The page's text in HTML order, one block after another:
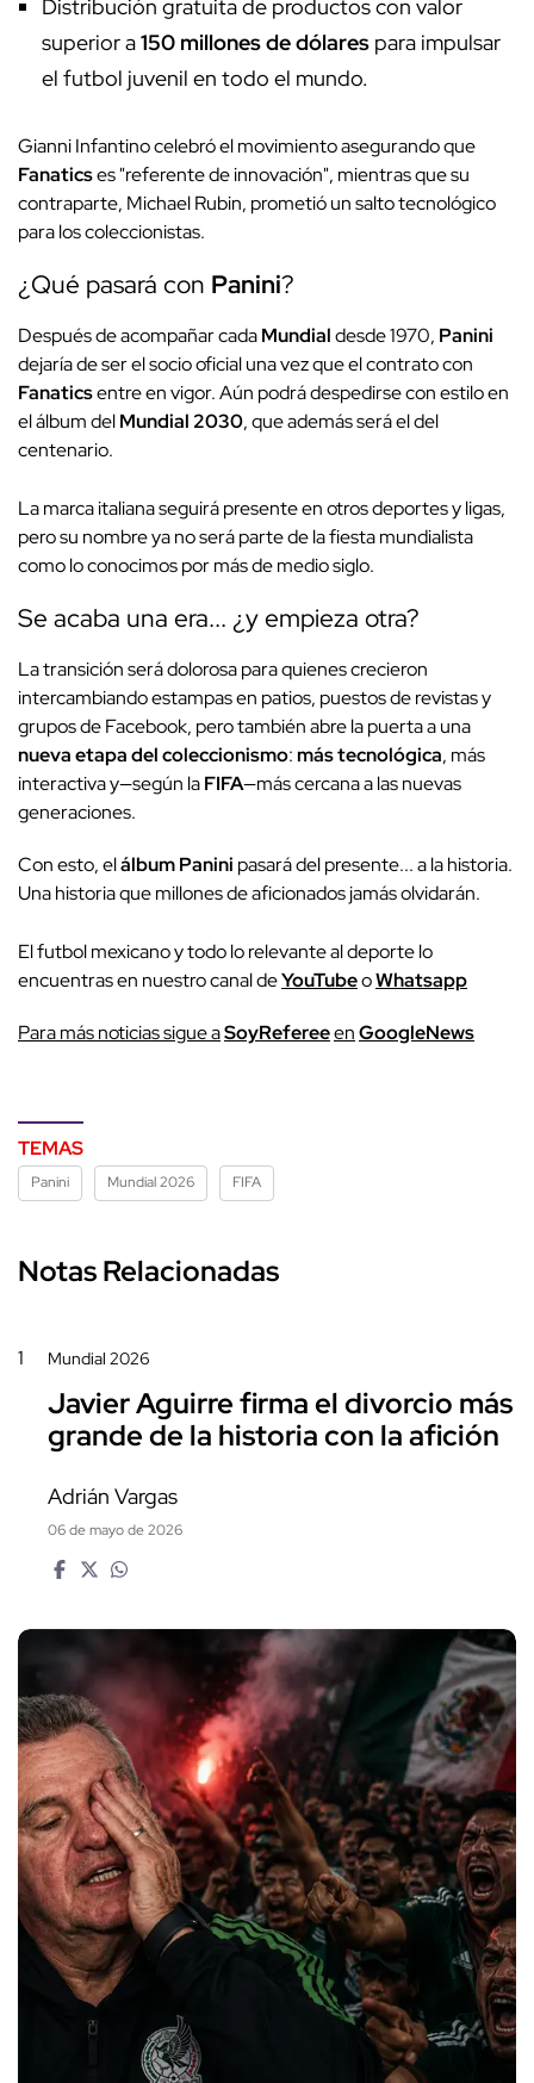
Distribución gratuita de productos con valor
superior a150 millones de dólares para impulsar
el futbol juvenil en todo el mundo.
Gianni Infantino celebró el movimiento asegurando que
Fanaticses "referente de innovación", mientras que su
contraparte, Michael Rubin, prometió un salto tecnológico
para los coleccionistas.
¿Qué pasará con Panini?
Después de acompañar cadaMundialdesde 1970, Panini
dejaría de ser el socio oficial una vez que el contrato con
Fanaticsentre en vigor. Aún podrá despedirse con estilo en
el álbum delMundial 2030, que además será el del
centenario.
La marca italiana seguirá presente en otros deportes y ligas,
pero su nombre ya no será parte de la fiesta mundialista
como lo conocimos por más de medio siglo.
Se acaba una era... ¿y empieza otra?
La transición será dolorosa para quienes crecieron
intercambiando estampas en patios, puestos de revistas y
grupos de Facebook, pero también abre la puerta a una
nueva etapa del coleccionismo:más tecnológica, más
interactiva y—según laFIFA—más cercana a las nuevas
generaciones.
Con esto, elálbum Panini pasará del presente... a la historia.
Una historia que millones de aficionados jamás olvidarán.
El futbol mexicano y todo lo relevante al deporte lo
encuentras en nuestro canal deYouTubeoWhatsapp
Para más noticias sigue aSoyRefereeenGoogleNews
TEMAS
Panini Mundial 2026 FIFA
Notas Relacionadas
1 Mundial 2026
Javier Aguirre firma el divorcio más
grande de la historia con la afición
Adrián Vargas
06 de mayo de 2026